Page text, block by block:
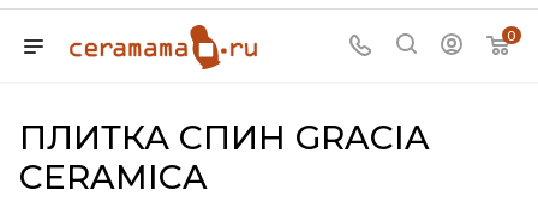
0
ПЛИТКА СПИН GRACIA
CERAMICA